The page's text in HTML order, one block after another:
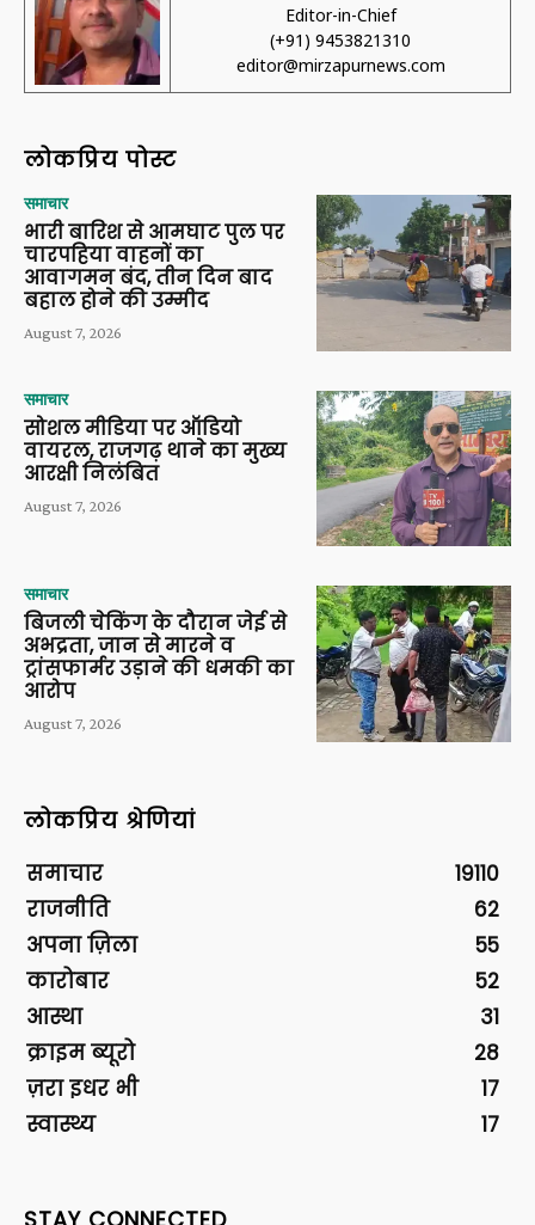
Editor-in-Chief
(+91) 9453821310
editor@mirzapurnews.com
लोकप्रिय पोस्ट
समाचार
भारी बारिश से आमघाट पुल पर
चारपहिया वाहनों का
आवागमन बंद, तीन दिन बाद
बहाल होने की उम्मीद
August 7, 2026
समाचार
सोशल मीडिया पर ऑडियो
वायरल, राजगढ़ थाने का मुख्य
आरक्षी निलंबित
August 7, 2026
समाचार
बिजली चेकिंग के दौरान जेई से
अभद्रता, जान से मारने व
ट्रांसफार्मर उड़ाने की धमकी का
आरोप
August 7, 2026
लोकप्रिय श्रेणियां
समाचार
19110
राजनीति
62
अपना ज़िला
55
कारोबार
52
आस्था
31
क्राइम ब्यूरो
28
ज़रा इधर भी
17
स्वास्थ्य
17